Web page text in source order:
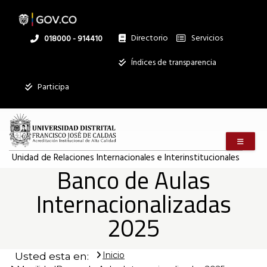
contenido
Linea
018000 - 914410 Directorio
Institucional
Servicios
Índices de transparencia
Participa
Unidad de Relaciones Internacionales e Interinstitucionales
Banco de Aulas
Internacionalizadas
2025
registros
Buscar:
Servicios
esta tabla
Usted esta en:
Inicio